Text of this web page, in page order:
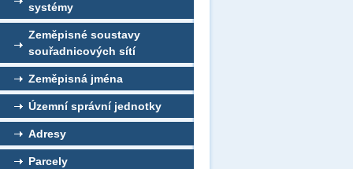
systémy
Zeměpisné soustavy
souřadnicových sítí
Zeměpisná jména
Územní správní jednotky
Adresy
Parcely